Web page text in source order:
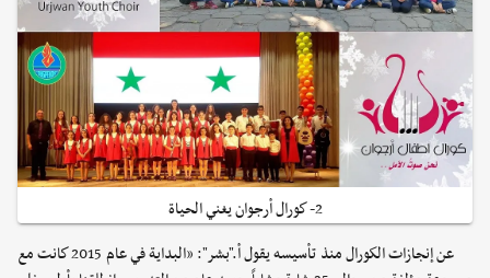
2- كورال أرجوان يغني الحياة
عن إنجازات الكورال منذ تأسيسه يقول أ."بشر": «البداية في عام 2015 كانت مع